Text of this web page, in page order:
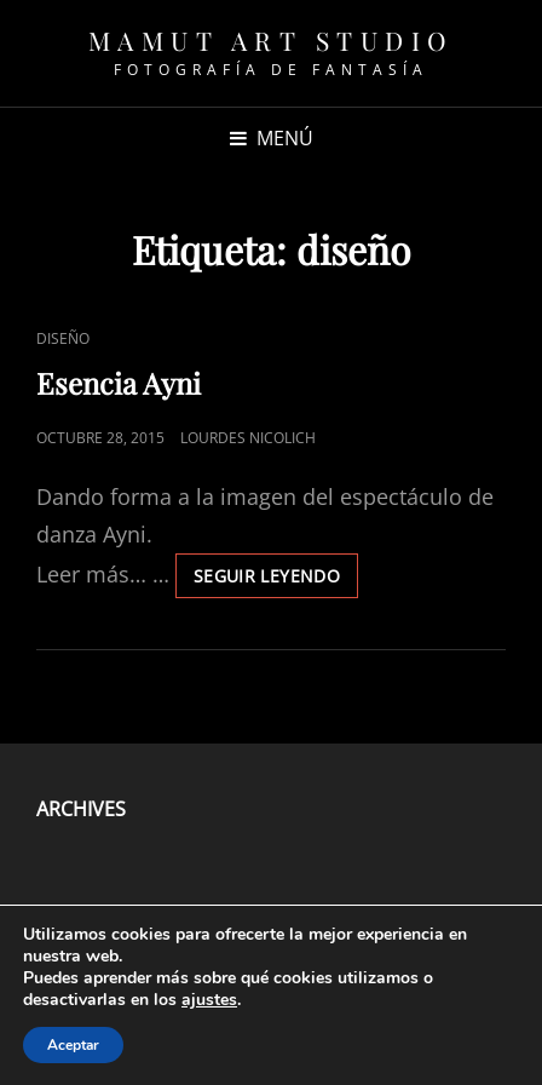
MAMUT ART STUDIO
FOTOGRAFÍA DE FANTASÍA
MENÚ
Etiqueta: diseño
ENLACES
DE
CATEGORÍAS
DISEÑO
Esencia Ayni
PUBLICADO
OCTUBRE 28, 2015 LOURDES NICOLICH
Dando forma a la imagen del espectáculo de
danza Ayni.
Leer más… …
SEGUIR LEYENDOESENCIA
AYNI
ARCHIVES
Utilizamos cookies para ofrecerte la mejor experiencia en
nuestra web.
Puedes aprender más sobre qué cookies utilizamos o
desactivarlas en los ajustes.
Aceptar